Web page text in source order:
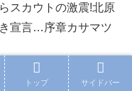
スカウトの激震!北原
宣言…序章カサマツ
数々の激走と成長譚
トップ サイドバー